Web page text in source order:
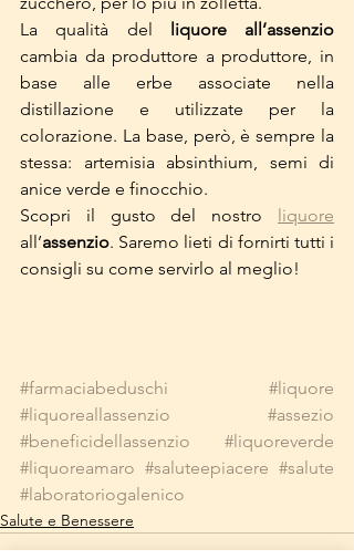
La qualità del
liquore all’assenzio
cambia da produttore a produttore, in
base alle erbe associate nella
distillazione e utilizzate per la
colorazione. La base, però, è sempre la
stessa: artemisia absinthium, semi di
anice verde e finocchio.
Scopri il gusto del nostro
liquore
all’assenzio. Saremo lieti di fornirti tutti i
consigli su come servirlo al meglio!
#farmaciabeduschi
#liquore
#liquoreallassenzio
#assezio
#beneficidellassenzio
#liquoreverde
#liquoreamaro #saluteepiacere #salute
#laboratoriogalenico
Salute e Benessere